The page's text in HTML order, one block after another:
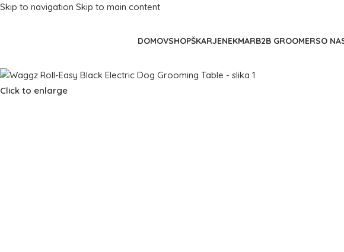
Skip to navigation Skip to main content
DOMOVSHOPŠKARJENEKMARB2B GROOMERSO
Click to enlarge